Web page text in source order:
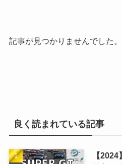
記事が見つかりませんでした。
良く読まれている記事
【